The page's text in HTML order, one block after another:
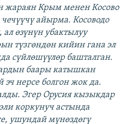
жараян Крым менен Косово
айырма. Косоводо
өзүнүн убактылуу
түзгөндөн кийин гана эл
сүйлөшүүлөр башталган.
баары катышкан
нерсе болгон жок да.
Эгер Орусия кызыкдар
коркунуч астында
ушундай мүнөздөгү